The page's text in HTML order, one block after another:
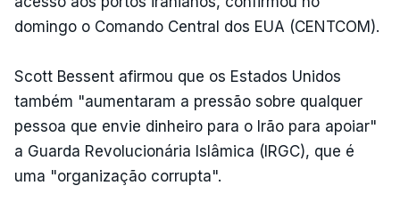
domingo o Comando Central dos EUA (CENTCOM).
Scott Bessent afirmou que os Estados Unidos
também "aumentaram a pressão sobre qualquer
pessoa que envie dinheiro para o Irão para apoiar"
a Guarda Revolucionária Islâmica (IRGC), que é
uma "organização corrupta".